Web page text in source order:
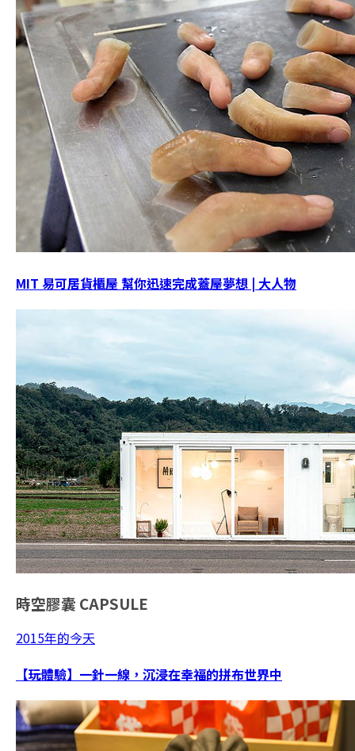
MIT 易可居貨櫃屋 幫你迅速完成蓋屋夢想 | 大人物
時空膠囊 CAPSULE
2015年的今天
【玩體驗】一針一線，沉浸在幸福的拼布世界中